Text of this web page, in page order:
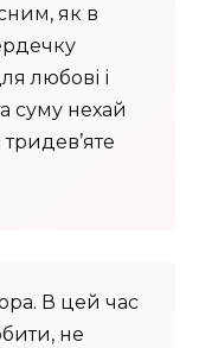
як в
любові і
суму нехай
тридев’яте
В цей час
не